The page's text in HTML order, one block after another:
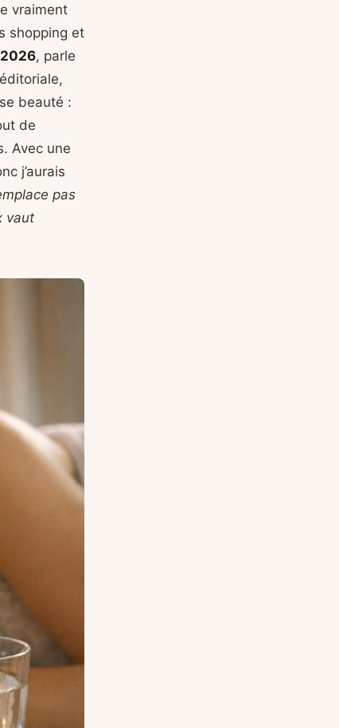
vraiment
shopping et
, parle
beauté :
de
Avec une
j’aurais
pas
vaut